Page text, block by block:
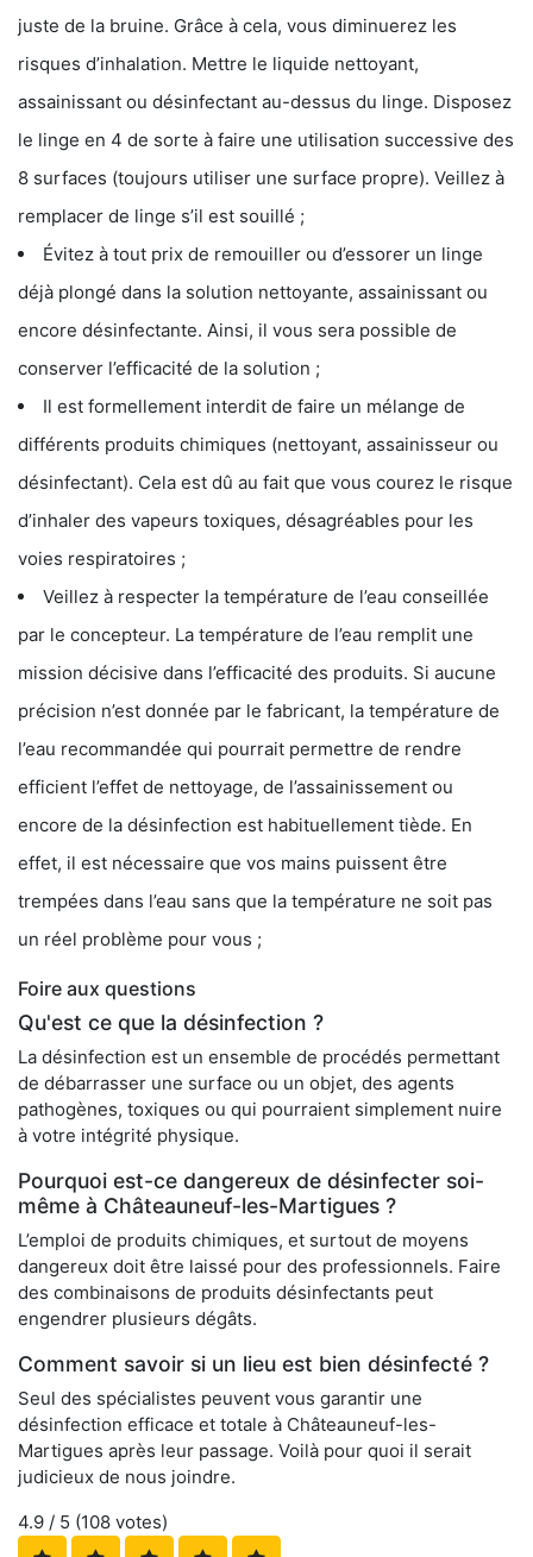
juste de la bruine. Grâce à cela, vous diminuerez les
risques d’inhalation. Mettre le liquide nettoyant,
assainissant ou désinfectant au-dessus du linge. Disposez
le linge en 4 de sorte à faire une utilisation successive des
8 surfaces (toujours utiliser une surface propre). Veillez à
remplacer de linge s’il est souillé ;
Évitez à tout prix de remouiller ou d’essorer un linge
déjà plongé dans la solution nettoyante, assainissant ou
encore désinfectante. Ainsi, il vous sera possible de
conserver l’efficacité de la solution ;
Il est formellement interdit de faire un mélange de
différents produits chimiques (nettoyant, assainisseur ou
désinfectant). Cela est dû au fait que vous courez le risque
d’inhaler des vapeurs toxiques, désagréables pour les
voies respiratoires ;
Veillez à respecter la température de l’eau conseillée
par le concepteur. La température de l’eau remplit une
mission décisive dans l’efficacité des produits. Si aucune
précision n’est donnée par le fabricant, la température de
l’eau recommandée qui pourrait permettre de rendre
efficient l’effet de nettoyage, de l’assainissement ou
encore de la désinfection est habituellement tiède. En
effet, il est nécessaire que vos mains puissent être
trempées dans l’eau sans que la température ne soit pas
un réel problème pour vous ;
Foire aux questions
Qu'est ce que la désinfection ?
La désinfection est un ensemble de procédés permettant
de débarrasser une surface ou un objet, des agents
pathogènes, toxiques ou qui pourraient simplement nuire
à votre intégrité physique.
Pourquoi est-ce dangereux de désinfecter soi-
même à Châteauneuf-les-Martigues ?
L’emploi de produits chimiques, et surtout de moyens
dangereux doit être laissé pour des professionnels. Faire
des combinaisons de produits désinfectants peut
engendrer plusieurs dégâts.
Comment savoir si un lieu est bien désinfecté ?
Seul des spécialistes peuvent vous garantir une
désinfection efficace et totale à Châteauneuf-les-
Martigues après leur passage. Voilà pour quoi il serait
judicieux de nous joindre.
4.9 / 5 (108 votes)